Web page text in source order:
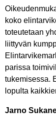
koko
toteutetaan
liittyvän
parissa
tukemisessa.
lopulta
Jarno